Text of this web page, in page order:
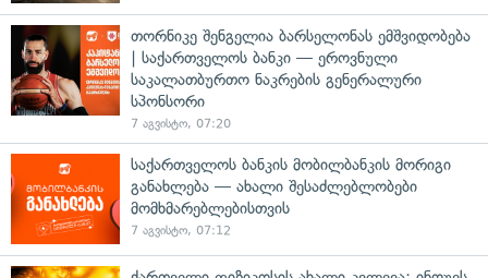
თორნიკე შენგელია ბარსელონას ემშვიდობება
| საქართველოს ბანკი — ეროვნული
საკალათბურთო ნაკრების გენერალური
სპონსორი
7 აგვისტო, 07:20
საქართველოს ბანკის მობილბანკის მორიგი
განახლება — ახალი შესაძლებლობები
მომხმარებლებისთვის
7 აგვისტო, 07:12